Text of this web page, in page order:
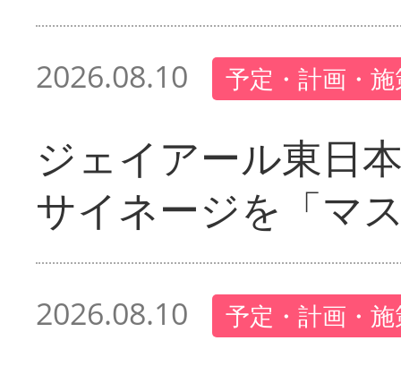
2026.08.10 予定・計画・
ジェイアール東日
サイネージを「マ
2026.08.10 予定・計画・